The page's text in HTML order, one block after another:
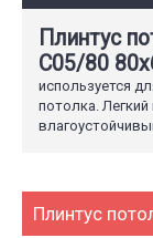
Плинтус
С05/80
используется
потолка.